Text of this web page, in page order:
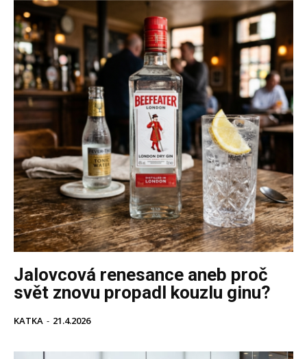
Jalovcová renesance aneb proč
svět znovu propadl kouzlu ginu?
KATKA - 21.4.2026